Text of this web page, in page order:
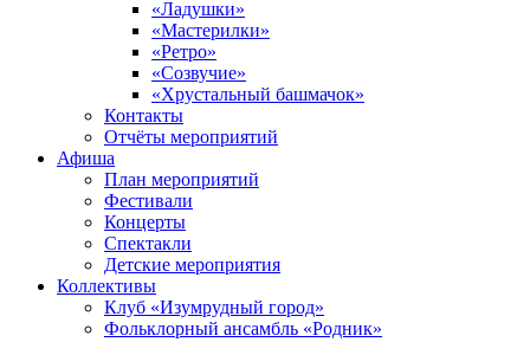
«Ладушки»
«Мастерилки»
«Ретро»
«Созвучие»
«Хрустальный башмачок»
Контакты
Отчёты мероприятий
Афиша
План мероприятий
Фестивали
Концерты
Спектакли
Детские мероприятия
Коллективы
Клуб «Изумрудный город»
Фольклорный ансамбль «Родник»